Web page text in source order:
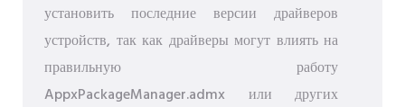
установить последние версии драйверов
устройств, так как драйверы могут влиять на
правильную работу
AppxPackageManager.admx или других